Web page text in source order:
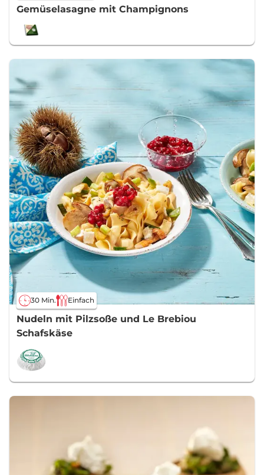
Gemüselasagne mit Champignons
30 Min. Einfach
Nudeln mit Pilzsoße und Le Brebiou
Schafskäse